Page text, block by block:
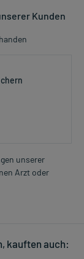
Kunden
unserer
Arzt oder
kauften auch: